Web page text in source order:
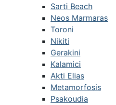
Sarti Beach
Neos Marmaras
Toroni
Nikiti
Gerakini
Kalamici
Akti Elias
Metamorfosis
Psakoudia